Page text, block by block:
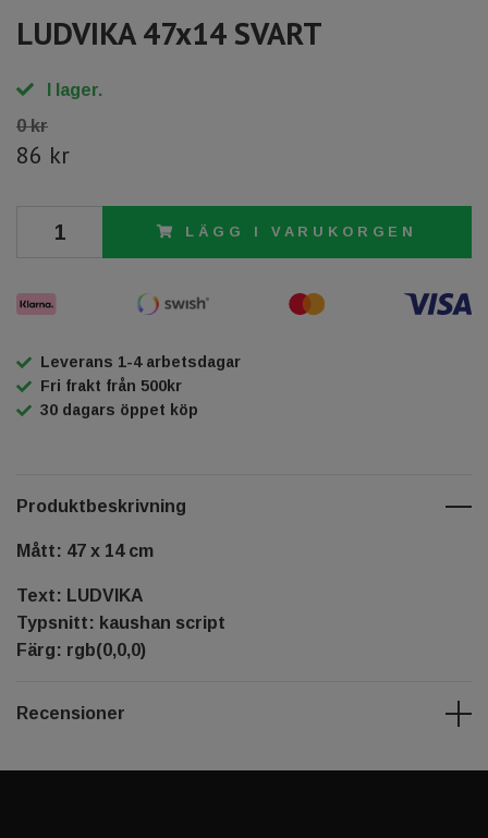
LUDVIKA 47x14 SVART
I lager.
0 kr
86 kr
LÄGG I VARUKORGEN
Leverans 1-4 arbetsdagar
Fri frakt från 500kr
30 dagars öppet köp
Produktbeskrivning
Mått: 47 x 14 cm
Text: LUDVIKA
Typsnitt: kaushan script
Färg: rgb(0,0,0)
Recensioner